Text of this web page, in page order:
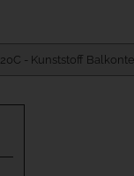
20C - Kunststoff